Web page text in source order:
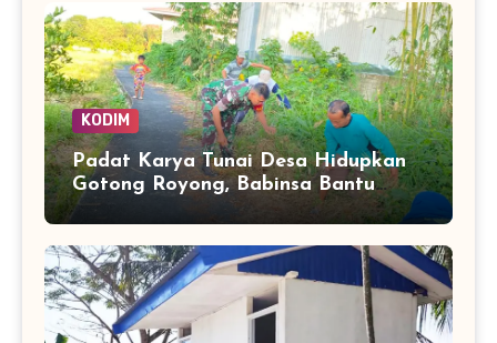
KODIM
Padat Karya Tunai Desa Hidupkan
Gotong Royong, Babinsa Bantu
Bersihkan Akses Warga